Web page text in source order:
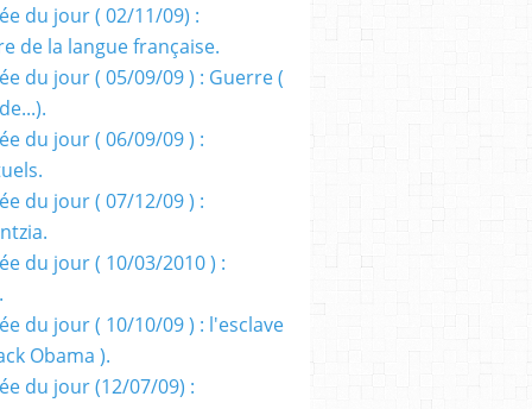
du jour ( 02/11/09) :
de la langue française.
du jour ( 05/09/09 ) : Guerre (
du jour ( 06/09/09 ) :
du jour ( 07/12/09 ) :
du jour ( 10/03/2010 ) :
du jour ( 10/10/09 ) : l'esclave
Obama ).
du jour (12/07/09) :